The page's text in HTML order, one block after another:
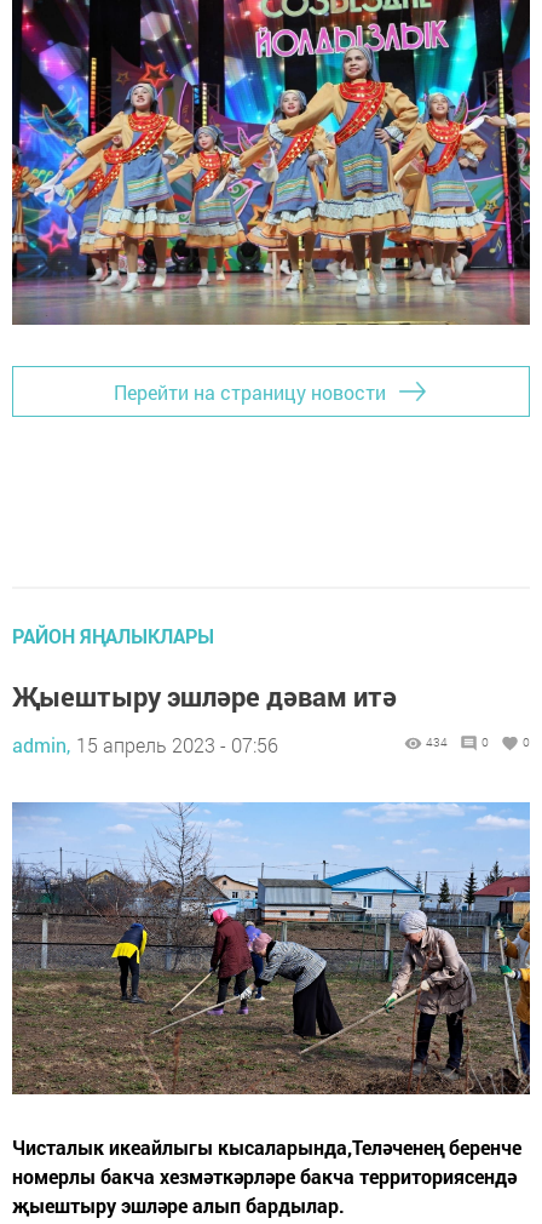
Перейти на страницу новости
РАЙОН ЯҢАЛЫКЛАРЫ
Җыештыру эшләре дәвам итә
admin, 15 апрель 2023 - 07:56 434 0 0
Чисталык икеайлыгы кысаларында,Теләченең беренче
номерлы бакча хезмәткәрләре бакча территориясендә
җыештыру эшләре алып бардылар.